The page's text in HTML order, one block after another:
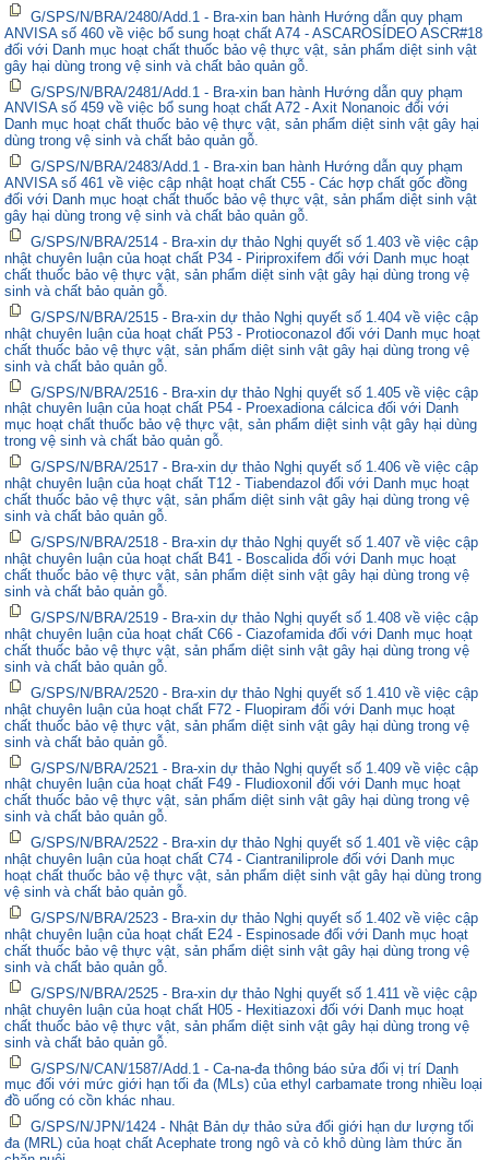
G/SPS/N/BRA/2480/Add.1 - Bra-xin ban hành Hướng dẫn quy phạm
ANVISA số 460 về việc bổ sung hoạt chất A74 - ASCAROSÍDEO ASCR#18
đối với Danh mục hoạt chất thuốc bảo vệ thực vật, sản phẩm diệt sinh vật
gây hại dùng trong vệ sinh và chất bảo quản gỗ.
G/SPS/N/BRA/2481/Add.1 - Bra-xin ban hành Hướng dẫn quy phạm
ANVISA số 459 về việc bổ sung hoạt chất A72 - Axit Nonanoic đối với
Danh mục hoạt chất thuốc bảo vệ thực vật, sản phẩm diệt sinh vật gây hại
dùng trong vệ sinh và chất bảo quản gỗ.
G/SPS/N/BRA/2483/Add.1 - Bra-xin ban hành Hướng dẫn quy phạm
ANVISA số 461 về việc cập nhật hoạt chất C55 - Các hợp chất gốc đồng
đối với Danh mục hoạt chất thuốc bảo vệ thực vật, sản phẩm diệt sinh vật
gây hại dùng trong vệ sinh và chất bảo quản gỗ.
G/SPS/N/BRA/2514 - Bra-xin dự thảo Nghị quyết số 1.403 về việc cập
nhật chuyên luận của hoạt chất P34 - Piriproxifem đối với Danh mục hoạt
chất thuốc bảo vệ thực vật, sản phẩm diệt sinh vật gây hại dùng trong vệ
sinh và chất bảo quản gỗ.
G/SPS/N/BRA/2515 - Bra-xin dự thảo Nghị quyết số 1.404 về việc cập
nhật chuyên luận của hoạt chất P53 - Protioconazol đối với Danh mục hoạt
chất thuốc bảo vệ thực vật, sản phẩm diệt sinh vật gây hại dùng trong vệ
sinh và chất bảo quản gỗ.
G/SPS/N/BRA/2516 - Bra-xin dự thảo Nghị quyết số 1.405 về việc cập
nhật chuyên luận của hoạt chất P54 - Proexadiona cálcica đối với Danh
mục hoạt chất thuốc bảo vệ thực vật, sản phẩm diệt sinh vật gây hại dùng
trong vệ sinh và chất bảo quản gỗ.
G/SPS/N/BRA/2517 - Bra-xin dự thảo Nghị quyết số 1.406 về việc cập
nhật chuyên luận của hoạt chất T12 - Tiabendazol đối với Danh mục hoạt
chất thuốc bảo vệ thực vật, sản phẩm diệt sinh vật gây hại dùng trong vệ
sinh và chất bảo quản gỗ.
G/SPS/N/BRA/2518 - Bra-xin dự thảo Nghị quyết số 1.407 về việc cập
nhật chuyên luận của hoạt chất B41 - Boscalida đối với Danh mục hoạt
chất thuốc bảo vệ thực vật, sản phẩm diệt sinh vật gây hại dùng trong vệ
sinh và chất bảo quản gỗ.
G/SPS/N/BRA/2519 - Bra-xin dự thảo Nghị quyết số 1.408 về việc cập
nhật chuyên luận của hoạt chất C66 - Ciazofamida đối với Danh mục hoạt
chất thuốc bảo vệ thực vật, sản phẩm diệt sinh vật gây hại dùng trong vệ
sinh và chất bảo quản gỗ.
G/SPS/N/BRA/2520 - Bra-xin dự thảo Nghị quyết số 1.410 về việc cập
nhật chuyên luận của hoạt chất F72 - Fluopiram đối với Danh mục hoạt
chất thuốc bảo vệ thực vật, sản phẩm diệt sinh vật gây hại dùng trong vệ
sinh và chất bảo quản gỗ.
G/SPS/N/BRA/2521 - Bra-xin dự thảo Nghị quyết số 1.409 về việc cập
nhật chuyên luận của hoạt chất F49 - Fludioxonil đối với Danh mục hoạt
chất thuốc bảo vệ thực vật, sản phẩm diệt sinh vật gây hại dùng trong vệ
sinh và chất bảo quản gỗ.
G/SPS/N/BRA/2522 - Bra-xin dự thảo Nghị quyết số 1.401 về việc cập
nhật chuyên luận của hoạt chất C74 - Ciantraniliprole đối với Danh mục
hoạt chất thuốc bảo vệ thực vật, sản phẩm diệt sinh vật gây hại dùng trong
vệ sinh và chất bảo quản gỗ.
G/SPS/N/BRA/2523 - Bra-xin dự thảo Nghị quyết số 1.402 về việc cập
nhật chuyên luận của hoạt chất E24 - Espinosade đối với Danh mục hoạt
chất thuốc bảo vệ thực vật, sản phẩm diệt sinh vật gây hại dùng trong vệ
sinh và chất bảo quản gỗ.
G/SPS/N/BRA/2525 - Bra-xin dự thảo Nghị quyết số 1.411 về việc cập
nhật chuyên luận của hoạt chất H05 - Hexitiazoxi đối với Danh mục hoạt
chất thuốc bảo vệ thực vật, sản phẩm diệt sinh vật gây hại dùng trong vệ
sinh và chất bảo quản gỗ.
G/SPS/N/CAN/1587/Add.1 - Ca-na-đa thông báo sửa đổi vị trí Danh
mục đối với mức giới hạn tối đa (MLs) của ethyl carbamate trong nhiều loại
đồ uống có cồn khác nhau.
G/SPS/N/JPN/1424 - Nhật Bản dự thảo sửa đổi giới hạn dư lượng tối
đa (MRL) của hoạt chất Acephate trong ngô và cỏ khô dùng làm thức ăn